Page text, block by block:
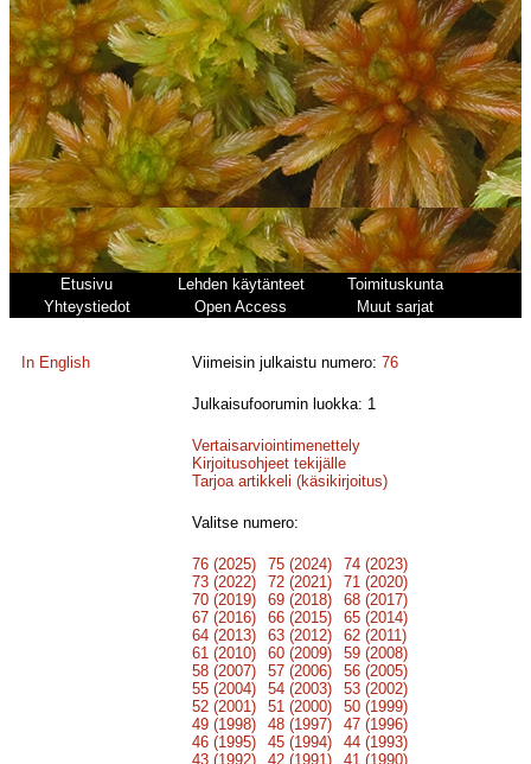
Etusivu Lehden käytänteet
Toimituskunta
Yhteystiedot
Open Access Muut sarjat
In English Viimeisin julkaistu numero:76
Julkaisufoorumin luokka: 1
Vertaisarviointimenettely
Kirjoitusohjeet tekijälle
Tarjoa artikkeli (käsikirjoitus)
Valitse numero:
76 (2025) 75 (2024)
74 (2023)
73 (2022)
72 (2021)
71 (2020)
70 (2019)
69 (2018)
68 (2017)
67 (2016)
66 (2015)
65 (2014)
64 (2013)
63 (2012)
62 (2011)
61 (2010)
60 (2009)
59 (2008)
58 (2007)
57 (2006)
56 (2005)
55 (2004)
54 (2003)
53 (2002)
52 (2001)
51 (2000)
50 (1999)
49 (1998)
48 (1997)
47 (1996)
46 (1995)
45 (1994)
44 (1993)
43 (1992)
42 (1991)
41 (1990)